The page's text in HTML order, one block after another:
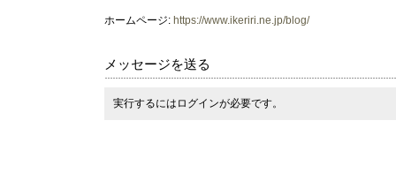
ホームページ: https://www.ikeriri.ne.jp/blog/
メッセージを送る
実行するにはログインが必要です。